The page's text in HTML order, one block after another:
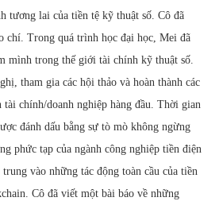
tương lai của tiền tệ kỹ thuật số. Cô đã
chí. Trong quá trình học đại học, Mei đã
mình trong thế giới tài chính kỹ thuật số.
tham gia các hội thảo và hoàn thành các
chính/doanh nghiệp hàng đầu. Thời gian
đánh dấu bằng sự tò mò không ngừng
phức tạp của ngành công nghiệp tiền điện
vào những tác động toàn cầu của tiền
Cô đã viết một bài báo về những